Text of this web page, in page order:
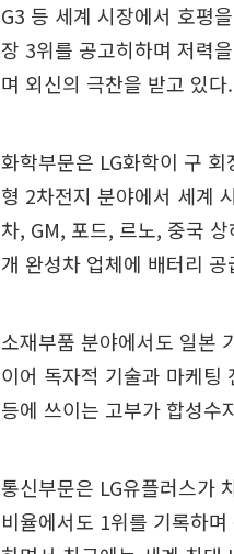
G3 등 세계 시장에서 호평
장 3위를 공고히하며 저력
며 외신의 극찬을 받고 있다.
화학부문은 LG화학이 구
형 2차전지 분야에서 세계
차, GM, 포드, 르노, 중국
개 완성차 업체에 배터리
소재부품 분야에서도 일본
이어 독자적 기술과 마케팅
등에 쓰이는 고부가 합성수
통신부문은 LG유플러스가
비율에서도 1위를 기록하